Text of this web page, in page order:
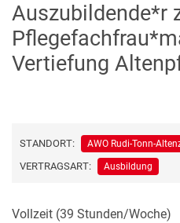
Auszubildende*r
Vertiefung
STANDORT: AWO Rudi-Tonn-
VERTRAGSART: Ausbildung
Vollzeit (39 Stunden/Woche)